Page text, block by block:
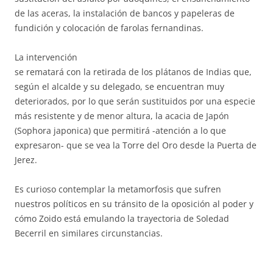
de las aceras, la instalación de bancos y papeleras de
fundición y colocación de farolas fernandinas.
La intervención
se rematará con la retirada de los plátanos de Indias que,
según el alcalde y su delegado, se encuentran muy
deteriorados, por lo que serán sustituidos por una especie
más resistente y de menor altura, la acacia de Japón
(Sophora japonica) que permitirá -atención a lo que
expresaron- que se vea la Torre del Oro desde la Puerta de
Jerez.
Es curioso contemplar la metamorfosis que sufren
nuestros políticos en su tránsito de la oposición al poder y
cómo Zoido está emulando la trayectoria de Soledad
Becerril en similares circunstancias.